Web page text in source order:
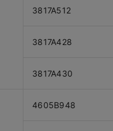
3817A512
3817A428
3817A430
4605B948